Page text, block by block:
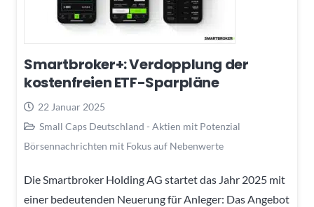
Smartbroker+: Verdopplung der
kostenfreien ETF-Sparpläne
22 Januar 2025
Small Caps Deutschland - Aktien mit Potenzial
Börsennachrichten mit Fokus auf Nebenwerte
Die Smartbroker Holding AG startet das Jahr 2025 mit
einer bedeutenden Neuerung für Anleger: Das Angebot